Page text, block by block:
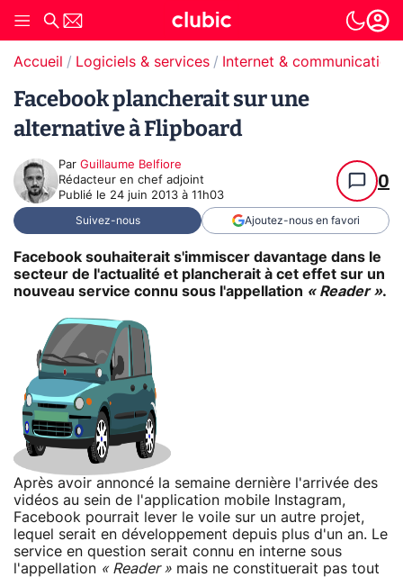
Accueil Logiciels & services Internet & communication
Facebook plancherait sur une
alternative à Flipboard
Par Guillaume Belfiore
Rédacteur en chef adjoint
Publié le 24 juin 2013 à 11h03
0
Suivez-nous Ajoutez-nous en favori
Facebook souhaiterait s'immiscer davantage dans le
secteur de l'actualité et plancherait à cet effet sur un
nouveau service connu sous l'appellation « Reader ».
Après avoir annoncé la semaine dernière l'arrivée des
vidéos au sein de l'application mobile Instagram,
Facebook pourrait lever le voile sur un autre projet,
lequel serait en développement depuis plus d'un an. Le
service en question serait connu en interne sous
l'appellation « Reader » mais ne constituerait pas tout